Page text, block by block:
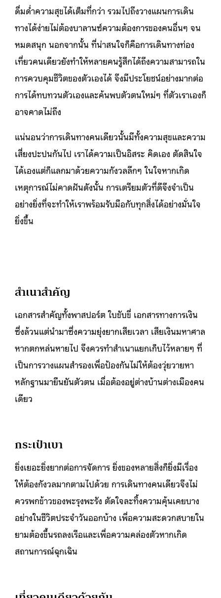
ดื่มด่ำความสุขได้เต็มที่กว่า รวมไปถึงวางแผนการเดิน
ทางได้ง่ายไม่ต้องบาลานซ์ความต้องการของคนอื่นๆ จน
หมดสนุก นอกจากนั้น ที่น่าสนใจก็คือการเดินทางท่อง
เที่ยวคนเดียวยังทำให้หลายคนรู้สึกได้ถึงความสามารถใน
การควบคุมชีวิตของตัวเองได้ จึงมีประโยชน์อย่างมากต่อ
การได้ทบทวนตัวเองและค้นพบตัวตนใหม่ๆ ที่ตัวเราเองก็
อาจคาดไม่ถึง
แน่นอนว่าการเดินทางคนเดียวนั้นมีทั้งความสุขและความ
เสี่ยงปะปนกันไป เราได้ความเป็นอิสระ คิดเอง ตัดสินใจ
ได้เองแต่ก็แลกมาด้วยความกังวลลึกๆ ในใจหากเกิด
เหตุการณ์ไม่คาดฝันดังนั้น การเตรียมตัวที่ดีจึงจำเป็น
อย่างยิ่งที่จะทำให้เราพร้อมรับมือกับทุกสิ่งได้อย่างมั่นใจ
ยิ่งขึ้น
สำเนาสำคัญ
เอกสารสำคัญทั้งพาสปอร์ต ใบขับขี่ เอกสารทางการเงิน
ซึ่งล้วนแต่นำมาซึ่งความยุ่งยากเสียเวลา เสียเงินมหาศาล
หากตกหล่นหายไป จึงควรทำสำเนาแยกเก็บไว้หลายๆ ที่
เป็นการวางแผนสำรองเพื่อป้องกันไม่ให้ต้องวุ่ยวายหา
หลักฐานมายืนยันตัวตน เมื่อต้องอยู่ต่างบ้านต่างเมืองคน
เดียว
กระเป๋าเบา
ยิ่งเยอะยิ่งยากต่อการจัดการ ยิ่งของหลายสิ่งก็ยิ่งมีเรื่อง
ให้ต้องกังวลมากตามไปด้วย การเดินทางคนเดียวจึงไม่
ควรพกข้าวของพะรุงพะรัง ตัดใจละทิ้งความคุ้นเคยบาง
อย่างในชีวิตประจำวันออกบ้าง เพื่อความสะดวกสบายใน
ยามต้องขึ้นรถลงเรือและเพื่อความคล่องตัวหากเกิด
สถานการณ์ฉุกเฉิน